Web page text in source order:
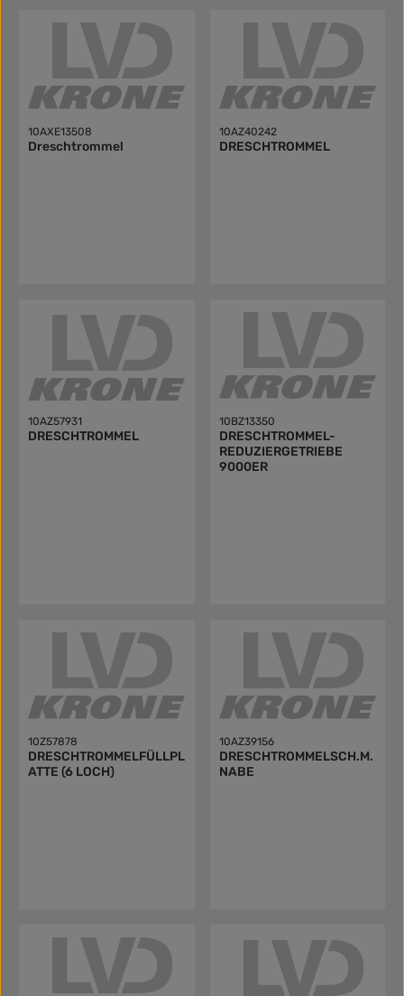
10AXE13508
Dreschtrommel
10AZ40242
DRESCHTROMMEL
10AZ57931
DRESCHTROMMEL
10BZ13350
DRESCHTROMMEL-
REDUZIERGETRIEBE
9000ER
10Z57878
DRESCHTROMMELFÜLLPL
ATTE (6 LOCH)
10AZ39156
DRESCHTROMMELSCH.M.
NABE